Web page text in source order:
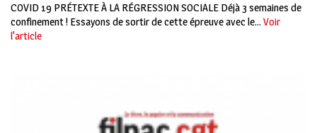
COVID 19 PRÉTEXTE À LA RÉGRESSION SOCIALE Déjà 3 semaines de
confinement ! Essayons de sortir de cette épreuve avec le... Voir
l'article